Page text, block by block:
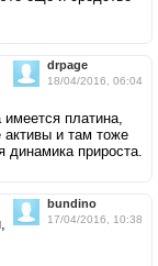
drpage
18/04/2016, 06:04
платина,
и там тоже
динамика прироста.
bundino
17/04/2016, 10:38